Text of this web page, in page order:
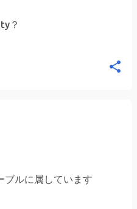
？
ブルに属しています